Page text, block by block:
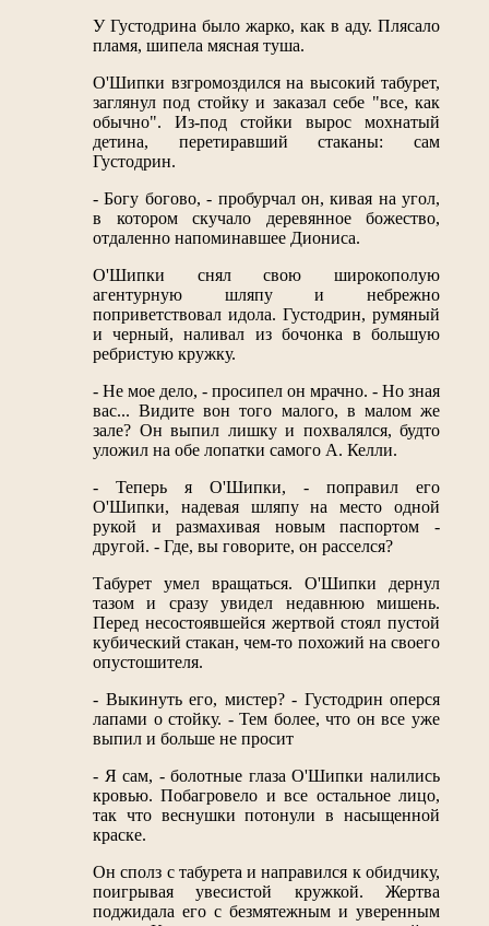
У Густодрина было жарко, как в аду. Плясало
пламя, шипела мясная туша.
О'Шипки взгромоздился на высокий табурет,
заглянул под стойку и заказал себе "все, как
обычно". Из-под стойки вырос мохнатый
детина, перетиравший стаканы: сам
Густодрин.
- Богу богово, - пробурчал он, кивая на угол,
в котором скучало деревянное божество,
отдаленно напоминавшее Диониса.
О'Шипки снял свою широкополую
агентурную шляпу и небрежно
поприветствовал идола. Густодрин, румяный
и черный, наливал из бочонка в большую
ребристую кружку.
- Не мое дело, - просипел он мрачно. - Но зная
вас... Видите вон того малого, в малом же
зале? Он выпил лишку и похвалялся, будто
уложил на обе лопатки самого А. Келли.
- Теперь я О'Шипки, - поправил его
О'Шипки, надевая шляпу на место одной
рукой и размахивая новым паспортом -
другой. - Где, вы говорите, он расселся?
Табурет умел вращаться. О'Шипки дернул
тазом и сразу увидел недавнюю мишень.
Перед несостоявшейся жертвой стоял пустой
кубический стакан, чем-то похожий на своего
опустошителя.
- Выкинуть его, мистер? - Густодрин оперся
лапами о стойку. - Тем более, что он все уже
выпил и больше не просит
- Я сам, - болотные глаза О'Шипки налились
кровью. Побагровело и все остальное лицо,
так что веснушки потонули в насыщенной
краске.
Он сполз с табурета и направился к обидчику,
поигрывая увесистой кружкой. Жертва
поджидала его с безмятежным и уверенным